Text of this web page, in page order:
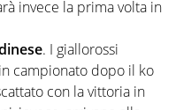
invece la prima volta in
. I giallorossi
campionato dopo il ko
con la vittoria in